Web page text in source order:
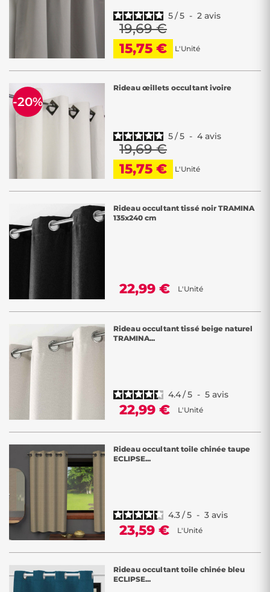
5/5 - 2 avis
19,69 €
15,75 €
L'Unité
Rideau œillets occultant ivoire
5/5 - 4 avis
19,69 €
15,75 €
L'Unité
-20%
Rideau occultant tissé noir TRAMINA
135x240 cm
22,99 € L'Unité
Rideau occultant tissé beige naturel
TRAMINA...
4.4/5 - 5 avis
22,99 € L'Unité
Rideau occultant toile chinée taupe
ECLIPSE...
4.3/5 - 3 avis
23,59 € L'Unité
Rideau occultant toile chinée bleu
ECLIPSE...